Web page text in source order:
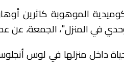
الموهوبة كاثرين
المنزل"، الجمعة، عن عمر 71
داخل منزلها في لوس